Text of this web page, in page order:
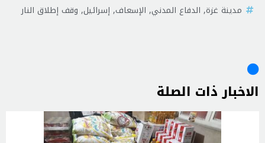
مدينة غزة, الدفاع المدني, الإسعاف,إسرائيل, وقف إطلاق النار
الاخبار ذات الصلة